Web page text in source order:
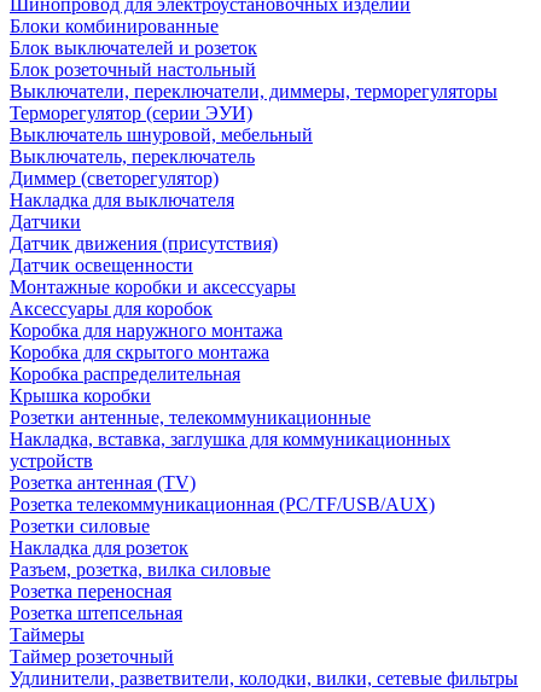
Шинопровод для электроустановочных изделий
Блоки комбинированные
Блок выключателей и розеток
Блок розеточный настольный
Выключатели, переключатели, диммеры, терморегуляторы
Терморегулятор (серии ЭУИ)
Выключатель шнуровой, мебельный
Выключатель, переключатель
Диммер (светорегулятор)
Накладка для выключателя
Датчики
Датчик движения (присутствия)
Датчик освещенности
Монтажные коробки и аксессуары
Аксессуары для коробок
Коробка для наружного монтажа
Коробка для скрытого монтажа
Коробка распределительная
Крышка коробки
Розетки антенные, телекоммуникационные
Накладка, вставка, заглушка для коммуникационных
устройств
Розетка антенная (TV)
Розетка телекоммуникационная (PC/TF/USB/AUX)
Розетки силовые
Накладка для розеток
Разъем, розетка, вилка силовые
Розетка переносная
Розетка штепсельная
Таймеры
Таймер розеточный
Удлинители, разветвители, колодки, вилки, сетевые фильтры